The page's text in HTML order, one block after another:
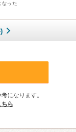
なった
になります。
ら